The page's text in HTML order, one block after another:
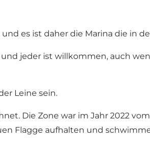
es ist daher die Marina die in
jeder ist willkommen, auch
Leine sein.
Die Zone war im Jahr 2022
Flagge aufhalten und